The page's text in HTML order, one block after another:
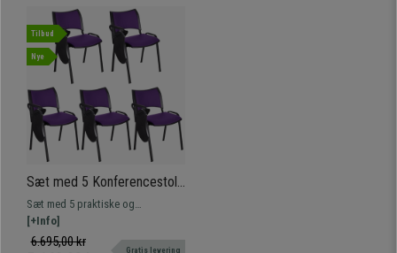
Tilbud
Nye
Sæt med 5 Konferencestole
ROMEL MED BORD LÆDER,
Behageligt Polstrede,
Stabelbare, Sorte Ben, I Lilla
Sæt med 5 praktiske og
anvendelige konferencestole
ROMEL MED BORD LÆDER.
[+Info]
6.695,00 kr
Gratis levering